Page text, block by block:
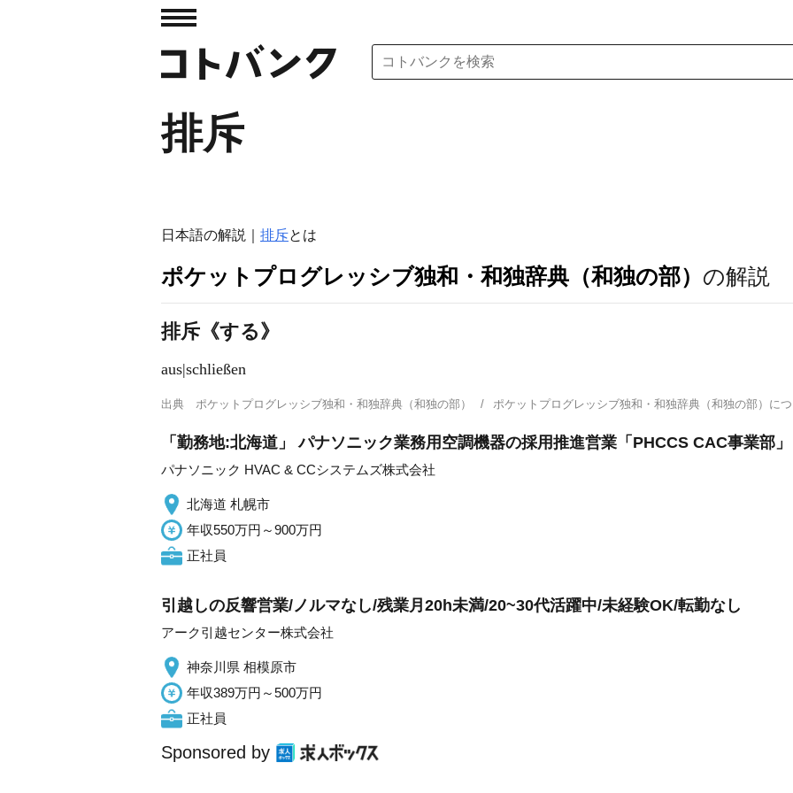
排斥
日本語の解説｜ 排斥とは
ポケットプログレッシブ独和・和独辞典（和独の部） の解説
排斥《する》
aus|schließen
出典 ポケットプログレッシブ独和・和独辞典（和独の部） ポケットプログレッシブ独和・和独辞典（和独の部）
「勤務地:北海道」 パナソニック業務用空調機器の採用推進営業「PHCCS CAC事業部」
パナソニック HVAC & CCシステムズ株式会社
北海道 札幌市
年収550万円～900万円
正社員
引越しの反響営業/ノルマなし/残業月20h未満/20~30代活躍中/未経験OK/転勤なし
アーク引越センター株式会社
神奈川県 相模原市
年収389万円～500万円
正社員
Sponsored by